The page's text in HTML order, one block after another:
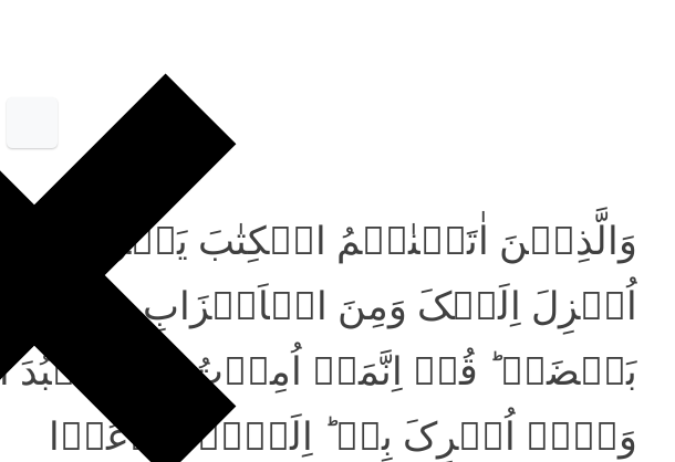
وَالَّذِیۡنَ اٰتَیۡنٰہُمُ الۡکِتٰبَ
اُنۡزِلَ اِلَیۡکَ وَمِنَ الۡاَحۡزَابِ مَنۡ
بَعۡضَہٗ ؕ قُلۡ اِنَّمَاۤ اُمِرۡتُ اَنۡ اَعۡبُدَ
وَلَاۤ اُشۡرِکَ بِہٖ ؕ اِلَیۡہِ اَدۡعُوۡا